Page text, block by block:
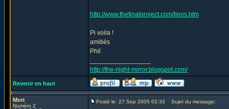
http://www.thefinalproject.com/liens.htm
Pi voila !
amitiés
Phil
http://the-night-mirror.blogspot.com/
Revenir en haut
Mori
Numéro 2
Posté le: 27 Sep 2005 02:33 Sujet du message: